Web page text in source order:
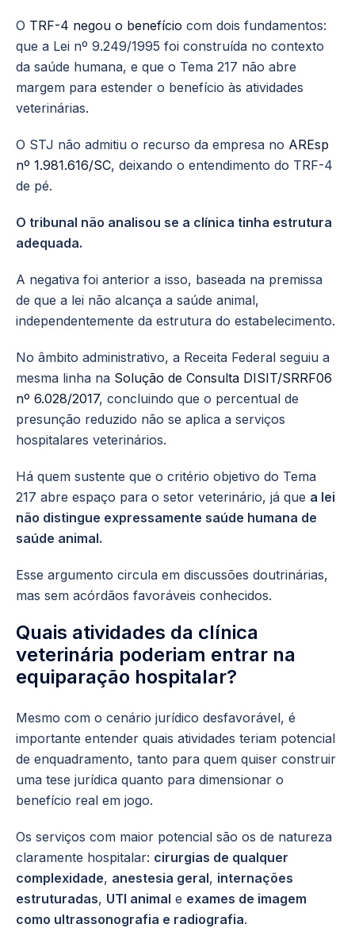
O TRF-4 negou o benefício com dois fundamentos:
que a Lei nº 9.249/1995 foi construída no contexto
da saúde humana, e que o Tema 217 não abre
margem para estender o benefício às atividades
veterinárias.
O STJ não admitiu o recurso da empresa no AREsp
nº 1.981.616/SC, deixando o entendimento do TRF-4
de pé.
O tribunal não analisou se a clínica tinha estrutura
adequada.
A negativa foi anterior a isso, baseada na premissa
de que a lei não alcança a saúde animal,
independentemente da estrutura do estabelecimento.
No âmbito administrativo, a Receita Federal seguiu a
mesma linha na Solução de Consulta DISIT/SRRF06
nº 6.028/2017, concluindo que o percentual de
presunção reduzido não se aplica a serviços
hospitalares veterinários.
Há quem sustente que o critério objetivo do Tema
217 abre espaço para o setor veterinário, já que a lei
não distingue expressamente saúde humana de
saúde animal.
Esse argumento circula em discussões doutrinárias,
mas sem acórdãos favoráveis conhecidos.
Quais atividades da clínica
veterinária poderiam entrar na
equiparação hospitalar?
Mesmo com o cenário jurídico desfavorável, é
importante entender quais atividades teriam potencial
de enquadramento, tanto para quem quiser construir
uma tese jurídica quanto para dimensionar o
benefício real em jogo.
Os serviços com maior potencial são os de natureza
claramente hospitalar: cirurgias de qualquer
complexidade, anestesia geral, internações
estruturadas, UTI animal e exames de imagem
como ultrassonografia e radiografia.